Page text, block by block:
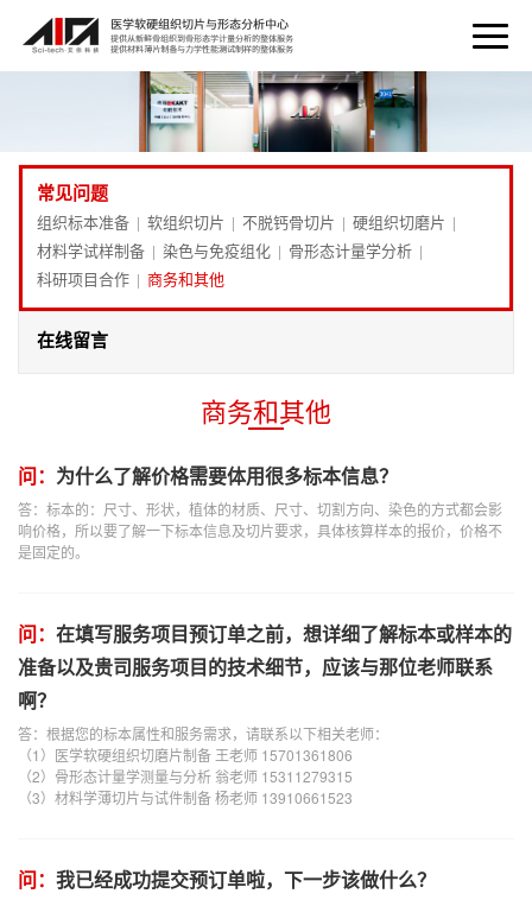
常见问题
组织标本准备 | 软组织切片 | 不脱钙骨切片 | 硬组织切磨片 |
材料学试样制备 | 染色与免疫组化 | 骨形态计量学分析 |
科研项目合作 | 商务和其他
在线留言
商务和其他
问： 为什么了解价格需要体用很多标本信息？
答：标本的：尺寸、形状，植体的材质、尺寸、切割方向、染色的方式都会影
响价格，所以要了解一下标本信息及切片要求，具体核算样本的报价，价格不
是固定的。
问： 在填写服务项目预订单之前，想详细了解标本或样本的
准备以及贵司服务项目的技术细节，应该与那位老师联系
啊？
答：根据您的标本属性和服务需求，请联系以下相关老师：
（1）医学软硬组织切磨片制备 王老师 15701361806
（2）骨形态计量学测量与分析 翁老师 15311279315
（3）材料学薄切片与试件制备 杨老师 13910661523
问： 我已经成功提交预订单啦，下一步该做什么？